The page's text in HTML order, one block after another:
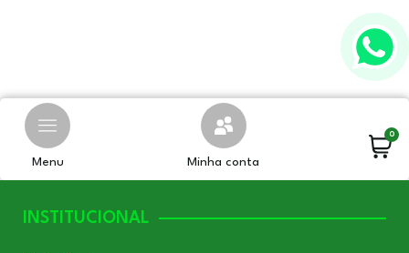
Menu Minha conta
0
INSTITUCIONAL